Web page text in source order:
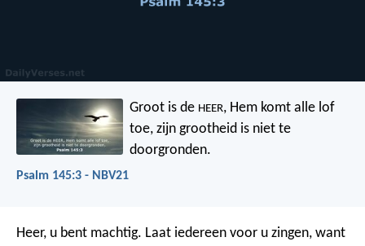
Groot is de HEER, Hem komt alle lof
toe, zijn grootheid is niet te
doorgronden.
Psalm 145:3 - NBV21
Heer, u bent machtig. Laat iedereen voor u zingen, want